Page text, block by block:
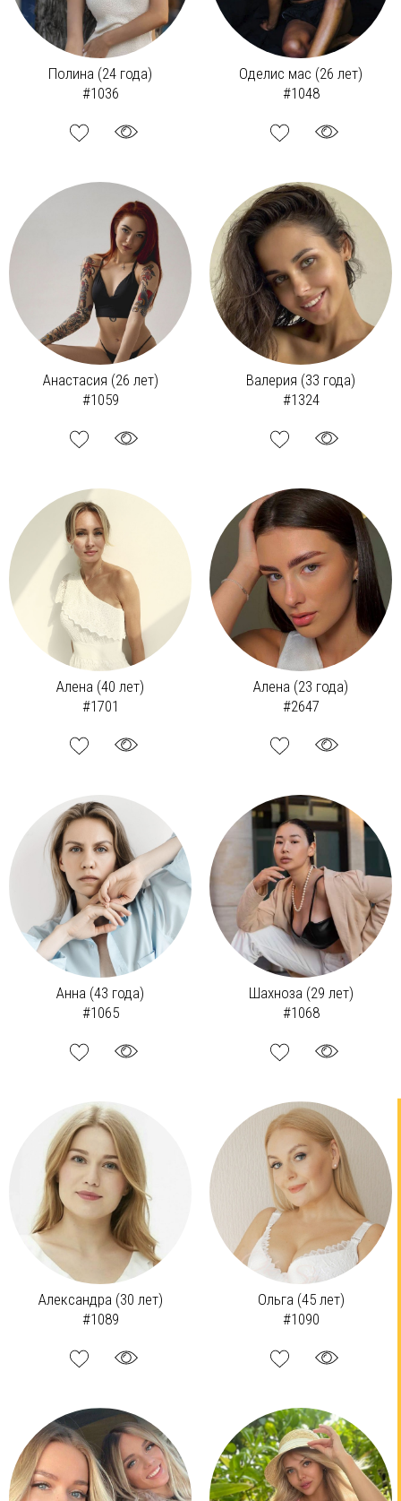
Полина (24 года)
#1036
Оделис мас (26 лет)
#1048
Анастасия (26 лет)
#1059
Валерия (33 года)
#1324
Алена (40 лет)
#1701
Алена (23 года)
#2647
Анна (43 года)
#1065
Шахноза (29 лет)
#1068
Александра (30 лет)
#1089
Ольга (45 лет)
#1090